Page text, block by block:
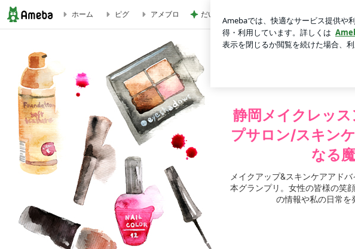
静岡メイクレッスン/メイクアップ/藤枝メイクアップサロン/スキンケア/ミセス
ホーム ピグ アメブロ だいたの夫 夫婦それぞれ実家へ
静岡メイクレッ
プサロン/スキン
なる
メイクアップ&スキンケアアド
本グランプリ。女性の皆様の笑
の情報や私の日常